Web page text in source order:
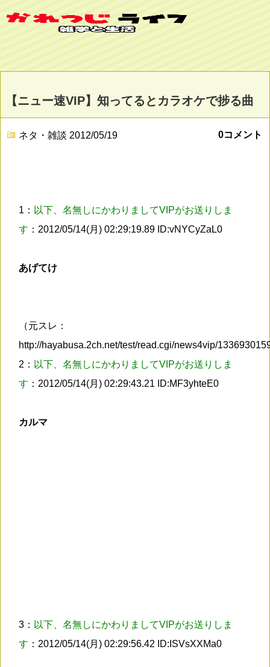
【ニュー速VIP】知ってるとカラオケで捗る曲
ネタ・雑談 2012/05/19 0コメント
1： 以下、名無しにかわりましてVIPがお送りしま
す ：2012/05/14(月) 02:29:19.89 ID:vNYCyZaL0
あげてけ
（元スレ：
http://hayabusa.2ch.net/test/read.cgi/news4vip/
2： 以下、名無しにかわりましてVIPがお送りしま
す ：2012/05/14(月) 02:29:43.21 ID:MF3yhteE0
カルマ
3： 以下、名無しにかわりましてVIPがお送りしま
す ：2012/05/14(月) 02:29:56.42 ID:ISVsXXMa0